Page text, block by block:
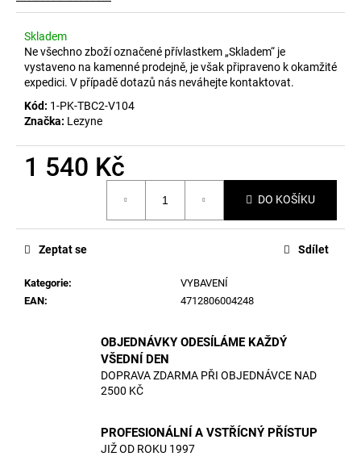
Skladem
Ne všechno zboží označené přívlastkem „Skladem“ je
vystaveno na kamenné prodejně, je však připraveno k okamžité
expedici. V případě dotazů nás neváhejte kontaktovat.
Kód: 1-PK-TBC2-V104
Značka: Lezyne
1 540 Kč
DO KOŠÍKU
Kategorie:
VYBAVENÍ
EAN: 4712806004248
Zeptat se Sdílet
OBJEDNÁVKY ODESÍLÁME KAŽDÝ
VŠEDNÍ DEN
DOPRAVA ZDARMA PŘI OBJEDNÁVCE NAD
2500 KČ
PROFESIONÁLNÍ A VSTŘÍCNÝ PŘÍSTUP
JIŽ OD ROKU 1997
m